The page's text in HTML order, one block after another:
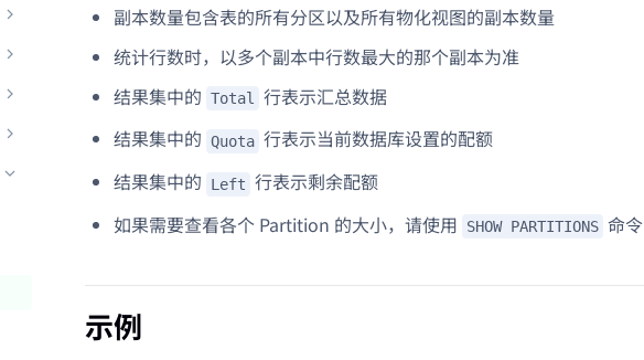
副本数量包含表的所有分区以及所有物化视图的副本数量
统计行数时，以多个副本中行数最大的那个副本为准
结果集中的 Total 行表示汇总数据
结果集中的 Quota 行表示当前数据库设置的配额
结果集中的
Left 行表示剩余配额
如果需要查看各个 Partition 的大小，请使用
SHOW PARTITIONS 命令
示例